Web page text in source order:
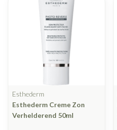
Esthederm
Esthederm Creme Zon
Verhelderend 50ml